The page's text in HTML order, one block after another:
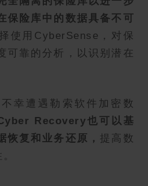
保险库中的数据具备不可
使用CyberSense，对保
可靠的分析，以识别潜在
幸遭遇勒索软件加密数
Recovery也可以基
恢复和业务还原 ， 提高数